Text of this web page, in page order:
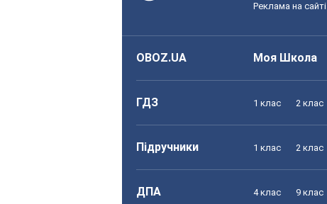
Реклама на сайті
OBOZ.UA Моя Школа
ГДЗ 1 клас 2 клас
Підручники 1 клас 2 клас
ДПА 4 клас 9 клас